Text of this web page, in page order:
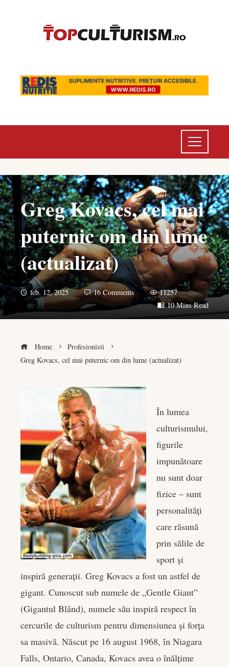
Greg Kovacs, cel mai
puternic om din lume
(actualizat)
feb. 12, 2025 16 Comments
11257
10 Mins Read
Home
Profesionisti
Greg Kovacs, cel mai puternic om din lume (actualizat)
În lumea
culturismului,
figurile
impunătoare
nu sunt doar
fizice – sunt
personalități
care răsună
prin sălile de
sport și
inspiră generații. Greg Kovacs a fost un astfel de
gigant. Cunoscut sub numele de „Gentle Giant”
(Gigantul Blând), numele său inspiră respect în
cercurile de culturism pentru dimensiunea și forța
sa masivă. Născut pe 16 august 1968, în Niagara
Falls, Ontario, Canada, Kovacs avea o înălțime